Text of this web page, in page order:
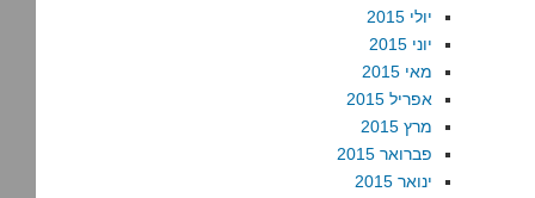
יולי 2015
יוני 2015
מאי 2015
אפריל 2015
מרץ 2015
פברואר 2015
ינואר 2015